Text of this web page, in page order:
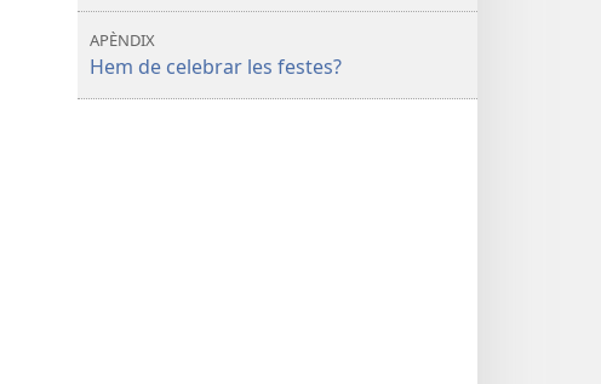
APÈNDIX
Hem de celebrar les festes?